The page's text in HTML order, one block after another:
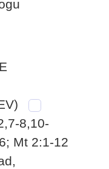
8,10-
Mt 2:1-12